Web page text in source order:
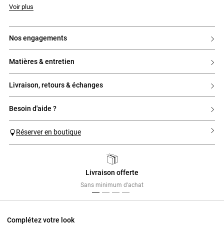
Voir plus
nos engagements
matières & entretien
livraison, retours & échanges
besoin d'aide ?
Réserver en boutique
Livraison offerte
Sans minimum d'achat
Complétez votre look